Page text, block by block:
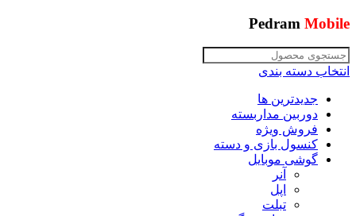
Pedram Mobile
انتخاب دسته بندی
جدیدترین ها
دوربین مداربسته
فروش ویژه
کنسول بازی و دسته
گوشی موبایل
آنر
اپل
تبلت